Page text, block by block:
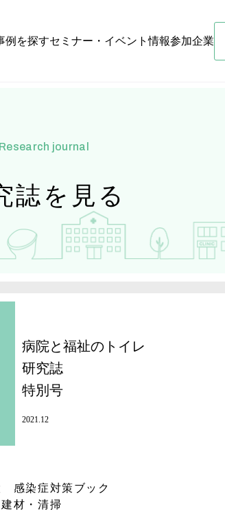
例を探すセミナー・イベント情報参加企業
誌を見る
research journal
病院と福祉のトイレ
研究誌
特別号
2021.12
感染症対策ブック
材・清掃